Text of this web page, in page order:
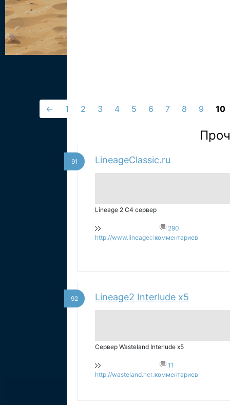
← 1 2 3 4 5 6 7 8 9 10
91 LineageClassic.ru
Lineage 2 C4 сервер
http://www.lineageclassic.ru
290
комментариев
92 Lineage2 Interlude x5
Сервер Wasteland Interlude x5
http://wasteland.net.ru
11
комментариев